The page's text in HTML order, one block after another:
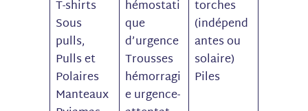
T-shirts
Sous
pulls,
Pulls et
Polaires
Manteaux
hémostati
que
d’urgence
Trousses
hémorragi
e urgence-
torches
(indépend
antes ou
solaire)
Piles